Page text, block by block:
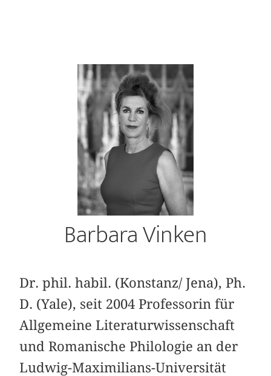
Barbara Vinken
Dr. phil. habil. (Konstanz/ Jena), Ph.
D. (Yale), seit 2004 Professorin für
Allgemeine Literaturwissenschaft
und Romanische Philologie an der
Ludwig-Maximilians-Universität